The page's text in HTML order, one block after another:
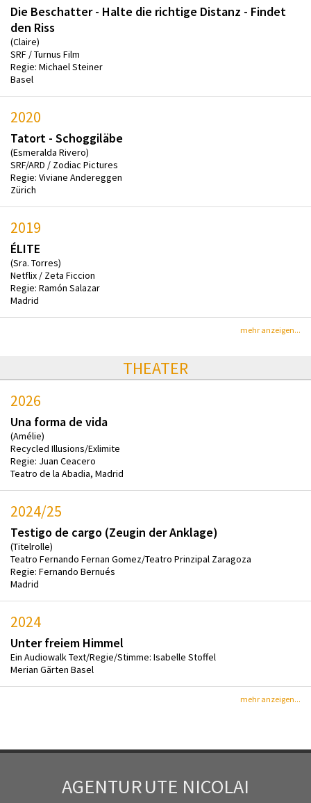
Die Beschatter - Halte die richtige Distanz - Findet
den Riss
(Claire)
SRF / Turnus Film
Regie: Michael Steiner
Basel
2020
Tatort - Schoggiläbe
(Esmeralda Rivero)
SRF/ARD / Zodiac Pictures
Regie: Viviane Andereggen
Zürich
2019
ÉLITE
(Sra. Torres)
Netflix / Zeta Ficcion
Regie: Ramón Salazar
Madrid
mehr anzeigen...
THEATER
2026
Una forma de vida
(Amélie)
Recycled Illusions/Exlimite
Regie: Juan Ceacero
Teatro de la Abadia, Madrid
2024/25
Testigo de cargo (Zeugin der Anklage)
(Titelrolle)
Teatro Fernando Fernan Gomez/Teatro Prinzipal Zaragoza
Regie: Fernando Bernués
Madrid
2024
Unter freiem Himmel
Ein Audiowalk Text/Regie/Stimme: Isabelle Stoffel
Merian Gärten Basel
mehr anzeigen...
AGENTURUTE NICOLAI